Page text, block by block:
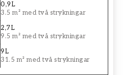
0,9L
3.5 m² med två strykningar
2,7L
9.5 m² med två strykningar
9L
31.5 m² med två strykningar